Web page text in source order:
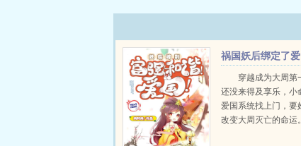
祸国妖后绑定了爱
系统穿越成为大周第
还没来得及享乐，小
爱国系统找上门，要
改变大周灭亡的命运